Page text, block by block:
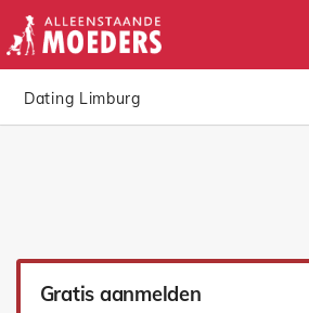
Dating Limburg
Gratis aanmelden